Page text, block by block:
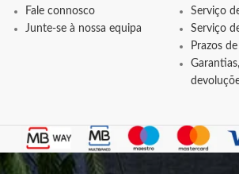
Fale connosco
Junte-se à nossa equipa
Serviço
Serviço
Prazos